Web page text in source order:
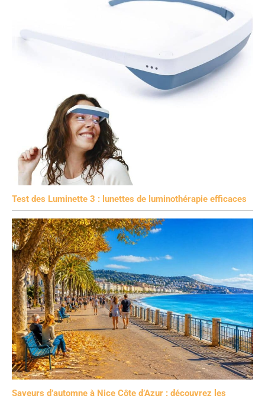
Test des Luminette 3 : lunettes de luminothérapie efficaces
Saveurs d’automne à Nice Côte d’Azur : découvrez les